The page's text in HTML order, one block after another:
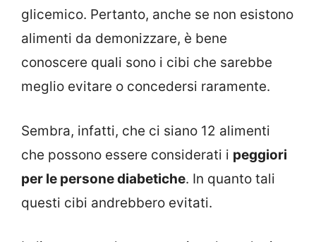
glicemico. Pertanto, anche se non esistono
alimenti da demonizzare, è bene
conoscere quali sono i cibi che sarebbe
meglio evitare o concedersi raramente.
Sembra, infatti, che ci siano 12 alimenti
che possono essere considerati i peggiori
per le persone diabetiche. In quanto tali
questi cibi andrebbero evitati.